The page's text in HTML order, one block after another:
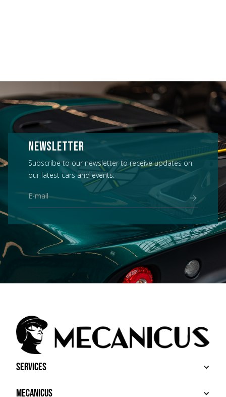
NEWSLETTER
Subscribe to our newsletter to receive updates on
our latest cars and events:
Services
BUY
Mecanicus